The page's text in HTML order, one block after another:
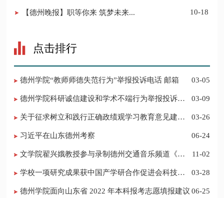
【德州晚报】职等你来 筑梦未来... 10-18
点击排行
德州学院“教师师德失范行为”举报投诉电话 邮箱 03-05
德州学院科研诚信建设和学术不端行为举报投诉电
03-09
03-26
习近平在山东德州考察 06-24
​文学院翟兴娥教授参与录制德州交通音乐频道《科
11-02
学校一项研究成果获中国产学研合作促进会科技创
03-28
德州学院面向山东省 2022 年本科报考志愿填报建议 06-25